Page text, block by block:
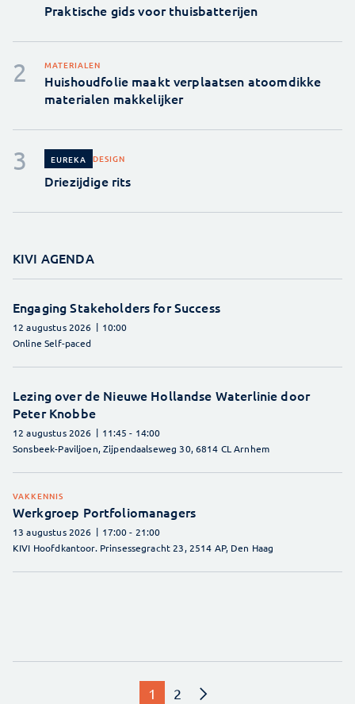
Praktische gids voor thuisbatterijen
MATERIALEN
Huishoudfolie maakt verplaatsen atoomdikke
materialen makkelijker
EUREKA DESIGN
Driezijdige rits
KIVI AGENDA
Engaging Stakeholders for Success
12 augustus 2026
10:00
Online Self-paced
Lezing over de Nieuwe Hollandse Waterlinie door
Peter Knobbe
12 augustus 2026 11:45 - 14:00
Sonsbeek-Paviljoen, Zijpendaalseweg 30, 6814 CL Arnhem
VAKKENNIS
Werkgroep Portfoliomanagers
13 augustus 2026 17:00- 21:00
KIVI Hoofdkantoor. Prinsessegracht 23, 2514 AP, Den Haag
1 2